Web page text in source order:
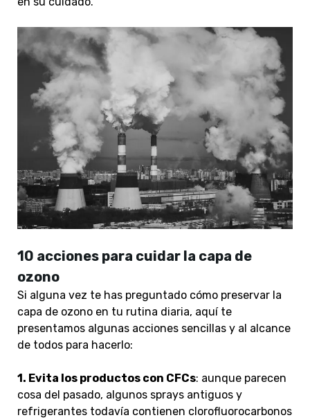
10 acciones para cuidar la capa de
ozono
Si alguna vez te has preguntado cómo preservar la
capa de ozono en tu rutina diaria, aquí te
presentamos algunas acciones sencillas y al alcance
de todos para hacerlo:
1. Evita los productos con CFCs: aunque parecen
cosa del pasado, algunos sprays antiguos y
refrigerantes todavía contienen clorofluorocarbonos